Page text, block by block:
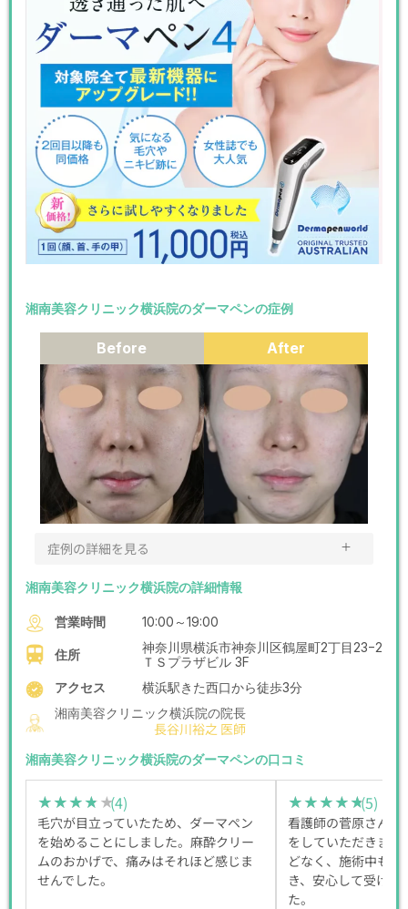
湘南美容クリニック横浜院のダーマペンの症例
Before After
症例の詳細を見る ＋
湘南美容クリニック横浜院の詳細情報
営業時間 10:00～19:00
住所
神奈川県横浜市神奈川区鶴屋町2丁目23−2
ＴＳプラザビル 3F
アクセス
横浜駅きた西口から徒歩3分
湘南美容クリニック横浜院の院長
長谷川裕之 医師
湘南美容クリニック横浜院のダーマペンの口コミ
★★★★★
★★★★★(4)
毛穴が目立っていたため、ダーマペン
を始めることにしました。麻酔クリー
ムのおかげで、痛みはそれほど感じま
せんでした。
★★★★★
★★★★★(5)
看護師の菅原さんに
をしていただきま
どなく、施術中も
き、安心して受ける
た。